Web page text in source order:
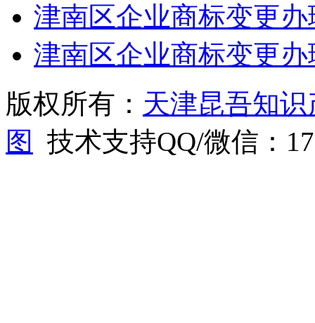
津南区企业商标变更
津南区企业商标变更
版权所有： 天津昆吾知
图
技术支持QQ/微信：